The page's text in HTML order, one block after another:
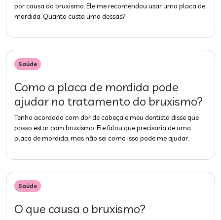
por causa do bruxismo. Ele me recomendou usar uma placa de
mordida. Quanto custa uma dessas?
Saúde
Como a placa de mordida pode
ajudar no tratamento do bruxismo?
Tenho acordado com dor de cabeça e meu dentista disse que
posso estar com bruxismo. Ele falou que precisaria de uma
placa de mordida, mas não sei como isso pode me ajudar.
Saúde
O que causa o bruxismo?